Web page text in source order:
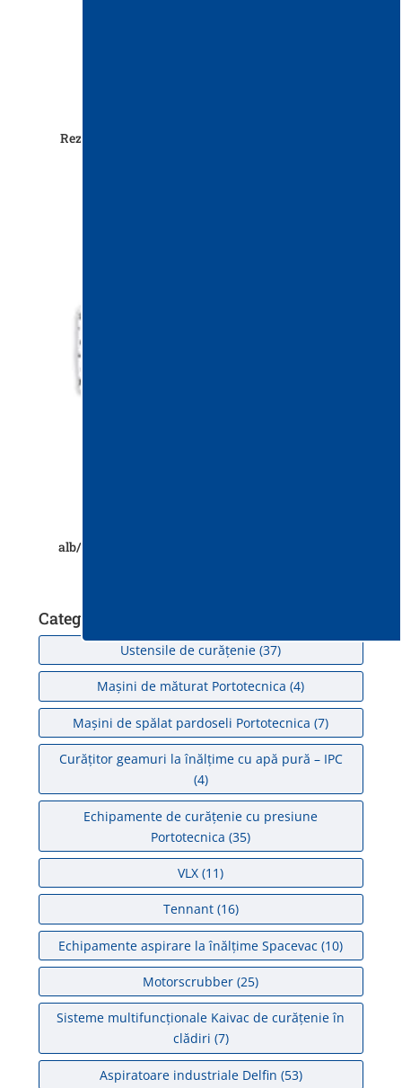
Rezerva mop praf STANDARD 80cm, culoare alb
alb/negru,compatibil cu Talpa mop Olympic/One
Categorii
Ustensile de curățenie (37)
Mașini de măturat Portotecnica (4)
Mașini de spălat pardoseli Portotecnica (7)
Curățitor geamuri la înălțime cu apă pură – IPC
(4)
Echipamente de curățenie cu presiune
Portotecnica (35)
VLX (11)
Tennant (16)
Echipamente aspirare la înălțime Spacevac (10)
Motorscrubber (25)
Sisteme multifuncționale Kaivac de curățenie în
clădiri (7)
Aspiratoare industriale Delfin (53)